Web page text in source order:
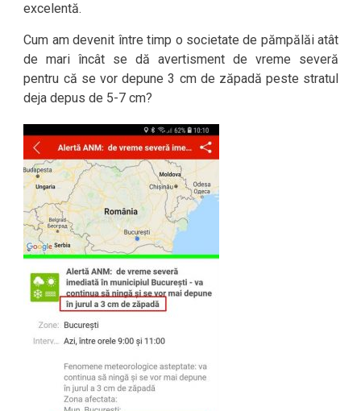
excelentă.
Cum am devenit între timp o societate de pămpălăi atât
de mari încât se dă avertisment de vreme severă
pentru că se vor depune 3 cm de zăpadă peste stratul
deja depus de 5-7 cm?